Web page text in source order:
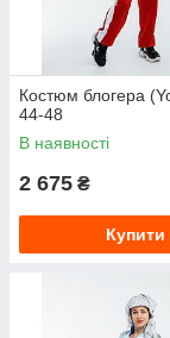
Костюм блогера
44-48
В наявності
2 675 ₴
Купити